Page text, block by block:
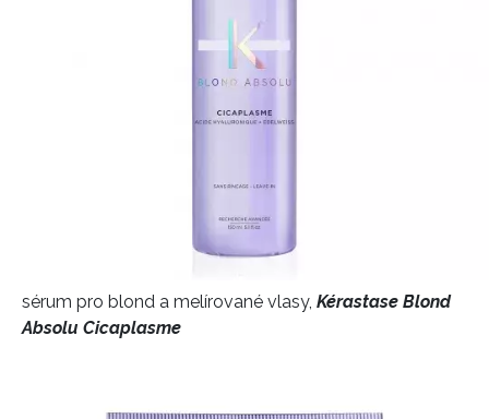
sérum pro blond a melírované vlasy, Kérastase Blond
Absolu Cicaplasme